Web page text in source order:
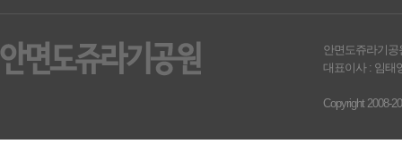
안면도쥬라기공
대표이사 : 임태
Copyright 2008-